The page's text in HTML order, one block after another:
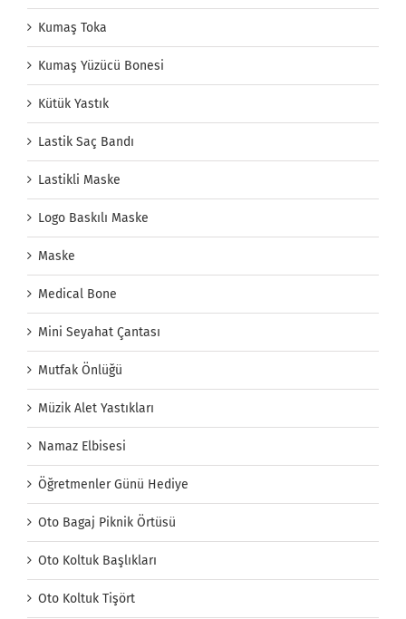
Kumaş Toka
Kumaş Yüzücü Bonesi
Kütük Yastık
Lastik Saç Bandı
Lastikli Maske
Logo Baskılı Maske
Maske
Medical Bone
Mini Seyahat Çantası
Mutfak Önlüğü
Müzik Alet Yastıkları
Namaz Elbisesi
Öğretmenler Günü Hediye
Oto Bagaj Piknik Örtüsü
Oto Koltuk Başlıkları
Oto Koltuk Tişört